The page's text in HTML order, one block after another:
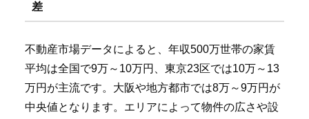
差
不動産市場データによると、年収500万世帯の家賃
平均は全国で9万～10万円、東京23区では10万～13
万円が主流です。大阪や地方都市では8万～9万円が
中央値となります。エリアによって物件の広さや設